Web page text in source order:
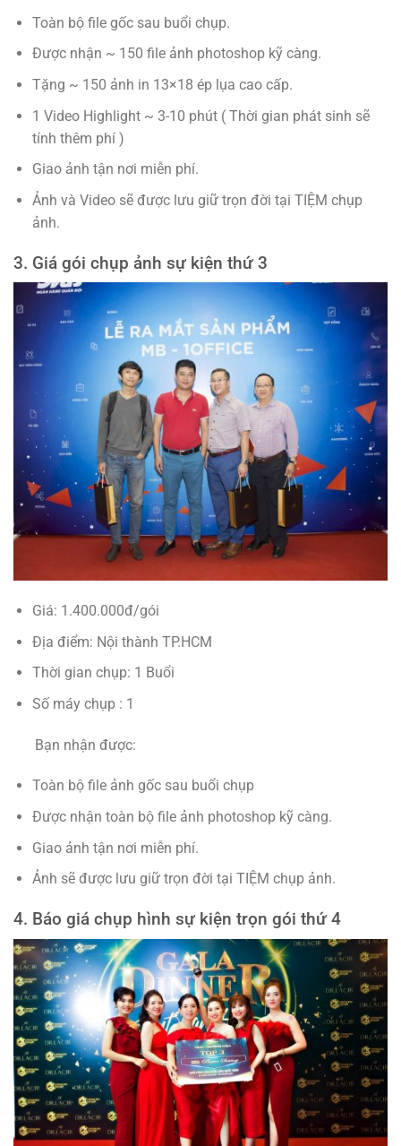
Toàn bộ file gốc sau buổi chụp.
Được nhận ~ 150 file ảnh photoshop kỹ càng.
Tặng ~ 150 ảnh in 13×18 ép lụa cao cấp.
1 Video Highlight ~ 3-10 phút ( Thời gian phát sinh sẽ
tính thêm phí )
Giao ảnh tận nơi miễn phí.
Ảnh và Video sẽ được lưu giữ trọn đời tại TIỆM chụp
ảnh.
3. Giá gói chụp ảnh sự kiện thứ 3
Giá: 1.400.000đ/gói
Địa điểm: Nội thành TP.HCM
Thời gian chụp: 1 Buổi
Số máy chụp : 1
Bạn nhận được:
Toàn bộ file ảnh gốc sau buổi chụp
Được nhận toàn bộ file ảnh photoshop kỹ càng.
Giao ảnh tận nơi miễn phí.
Ảnh sẽ được lưu giữ trọn đời tại TIỆM chụp ảnh.
4. Báo giá chụp hình sự kiện trọn gói thứ 4